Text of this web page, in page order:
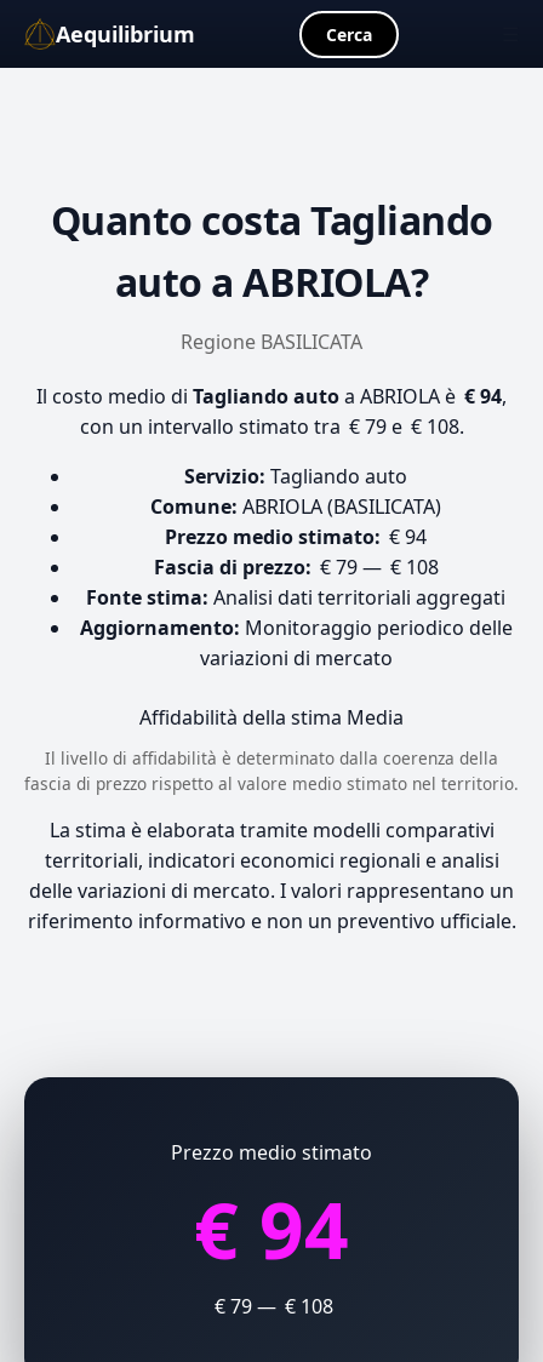
Aequilibrium Cerca
Quanto costa Tagliando
auto a ABRIOLA?
Regione BASILICATA
Il costo medio di Tagliando autoa ABRIOLA è € 94,
con un intervallo stimato tra € 79 e € 108.
Servizio: Tagliando auto
Comune: ABRIOLA (BASILICATA)
Prezzo medio stimato: € 94
Fascia di prezzo: € 79 — € 108
Fonte stima: Analisi dati territoriali aggregati
Aggiornamento: Monitoraggio periodico delle
variazioni di mercato
Affidabilità della stima Media
Il livello di affidabilità è determinato dalla coerenza della
fascia di prezzo rispetto al valore medio stimato nel territorio.
La stima è elaborata tramite modelli comparativi
territoriali, indicatori economici regionali e analisi
delle variazioni di mercato. I valori rappresentano un
riferimento informativo e non un preventivo ufficiale.
Prezzo medio stimato
€ 94
€ 79 — € 108